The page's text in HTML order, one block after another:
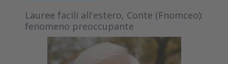
Lauree facili all'estero, Conte (Fnomceo):
fenomeno preoccupante